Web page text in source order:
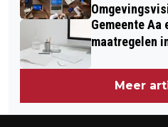
Gemeente Aa
maatregelen
Meer